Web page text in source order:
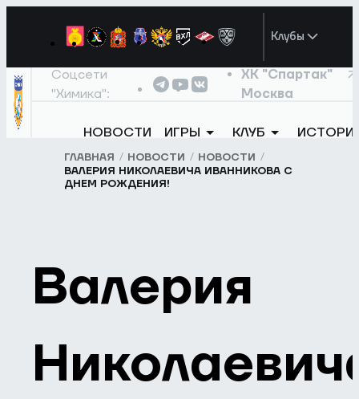
Клубы
Соцсети
"Химика":
ХК "Спартак"
Москва
НОВОСТИ ИГРЫ КЛУБ
ГЛАВНАЯ НОВОСТИ
НОВОСТИ
ВАЛЕРИЯ НИКОЛАЕВИЧА ИВАННИКОВА С
ДНЕМ РОЖДЕНИЯ!
Валерия